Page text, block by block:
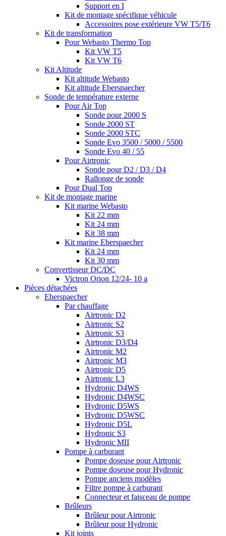
Support en I
Kit de montage spécifique véhicule
Accessoires pose extérieure VW T5/T6
Kit de transformation
Pour Webasto Thermo Top
Kit VW T5
Kit VW T6
Kit Altitude
Kit altitude Webasto
Kit altitude Eberspaecher
Sonde de température externe
Pour Air Top
Sonde pour 2000 S
Sonde 2000 ST
Sonde 2000 STC
Sonde Evo 3500 / 5000 / 5500
Sonde Evo 40 / 55
Pour Airtronic
Sonde pour D2 / D3 / D4
Rallonge de sonde
Pour Dual Top
Kit de montage marine
Kit marine Webasto
Kit 22 mm
Kit 24 mm
Kit 38 mm
Kit marine Eberspaecher
Kit 24 mm
Kit 30 mm
Convertisseur DC/DC
Victron Orion 12/24- 10 a
Pièces détachées
Eberspaecher
Par chauffage
Airtronic D2
Airtronic S2
Airtronic S3
Airtronic D3/D4
Airtronic M2
Airtronic M3
Airtronic D5
Airtronic L3
Hydronic D4WS
Hydronic D4WSC
Hydronic D5WS
Hydronic D5WSC
Hydronic D5L
Hydronic S3
Hydronic MII
Pompe à carburant
Pompe doseuse pour Airtronic
Pompe doseuse pour Hydronic
Pompe anciens modèles
Filtre pompe à carburant
Connecteur et faisceau de pompe
Brûleurs
Brûleur pour Airtronic
Brûleur pour Hydronic
Kit joints